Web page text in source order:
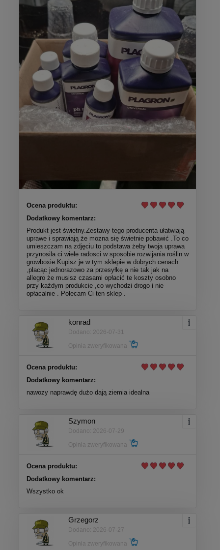
Ocena produktu:
Dodatkowy komentarz:
Produkt jest świetny.Zestawy tego producenta ułatwiają
uprawe i sprawiają że mozna się świetnie pobawić .To co
umieszczam na zdjęciu to podstawa żeby twoja uprawa
przynosila ci wiele radosci w sposobie rozwijania roślin w
growboxie.Kupisz je w tym sklepie w dobrych cenach
,placąc jednorazowo za przesyłkę a nie tak jak na
allegro że musisz czasami opłacić te koszty osobno
przy każdym produkcie ,co wychodzi drogo i nie
opłacalnie . Polecam Ci ten sklep .
konrad
Dodano: 2026-07-31
Opinia zweryfikowana
Ocena produktu:
Dodatkowy komentarz:
nawozy naprawdę dużo dają ziemia idealna
Szymon
Dodano: 2026-07-29
Opinia zweryfikowana
Ocena produktu:
Dodatkowy komentarz:
Wszystko ok
Grzegorz
Dodano: 2026-07-27
Opinia zweryfikowana